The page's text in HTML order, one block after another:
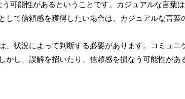
可能性があるということです。カジュアルな言葉
して信頼感を獲得したい場合は、カジュアルな言葉
、状況によって判断する必要があります。コミュ
かし、誤解を招いたり、信頼感を損なう可能性が